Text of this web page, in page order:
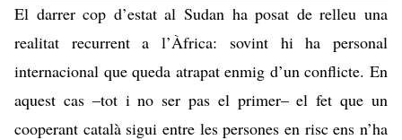
El darrer cop d’estat al Sudan ha posat de relleu una
realitat recurrent a l’Àfrica: sovint hi ha personal
internacional que queda atrapat enmig d’un conflicte. En
aquest cas –tot i no ser pas el primer– el fet que un
cooperant català sigui entre les persones en risc ens n’ha